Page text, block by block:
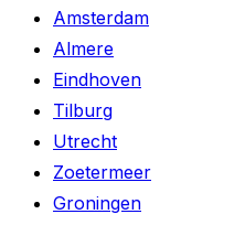
Amsterdam
Almere
Eindhoven
Tilburg
Utrecht
Zoetermeer
Groningen